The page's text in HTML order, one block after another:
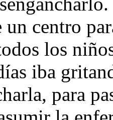
un centro
los
iba
para